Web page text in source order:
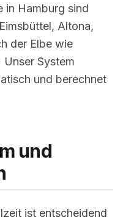
in Hamburg sind
Altona,
der Elbe wie
System
und berechnet
und
ist entscheidend